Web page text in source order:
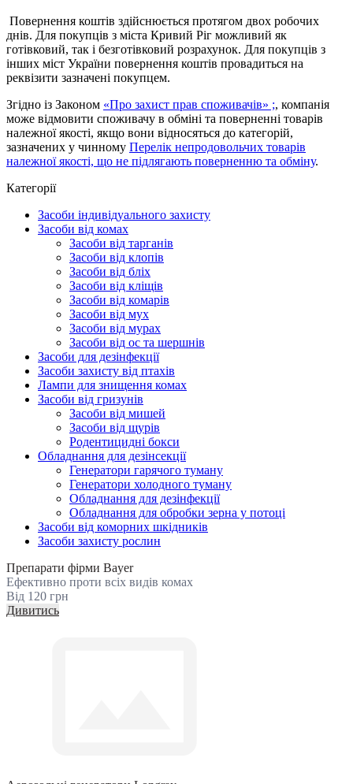
Повернення коштів здійснюється протягом двох робочих
днів. Для покупців з міста Кривий Ріг можливий як
готівковий, так і безготівковий розрахунок. Для покупців з
інших міст України повернення коштів провадиться на
реквізити зазначені покупцем.
Згідно із Законом «Про захист прав споживачів» ;, компанія
може відмовити споживачу в обміні та поверненні товарів
належної якості, якщо вони відносяться до категорій,
зазначених у чинному Перелік непродовольчих товарів
належної якості, що не підлягають поверненню та обміну.
Категорії
Засоби індивідуального захисту
Засоби від комах
Засоби від тарганів
Засоби від клопів
Засоби від бліх
Засоби від кліщів
Засоби від комарів
Засоби від мух
Засоби від мурах
Засоби від ос та шершнів
Засоби для дезінфекції
Засоби захисту від птахів
Лампи для знищення комах
Засоби від гризунів
Засоби від мишей
Засоби від щурів
Родентицидні бокси
Обладнання для дезінсекції
Генератори гарячого туману
Генератори холодного туману
Обладнання для дезінфекції
Обладнання для обробки зерна у потоці
Засоби від коморних шкідників
Засоби захисту рослин
Препарати фірми Bayer
Ефективно проти всіх видів комах
Від 120 грн
Дивитись